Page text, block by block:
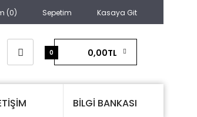
(0) Sepetim Kasaya Git
0 0,00TL
BİLGİ BANKASI